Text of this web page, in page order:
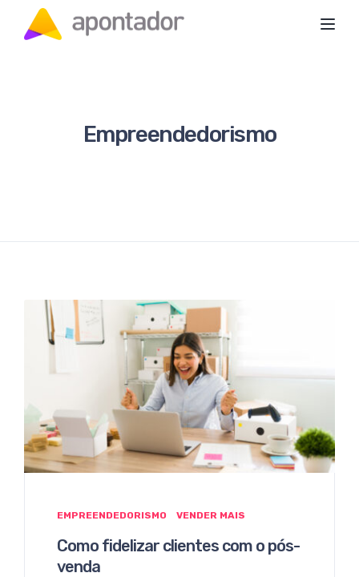
Empreendedorismo
EMPREENDEDORISMO VENDER MAIS
Como fidelizar clientes com o pós-
venda